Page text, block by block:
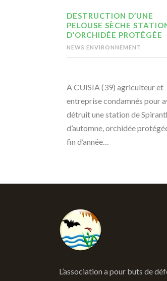
DESTRUCTION D’UNE
PELOUSE SÈCHE
D’ORCHIDÉE PROTÉGÉE
NEWS ENVIRONNEMENT
A CUISIA (39) agriculteur et
entreprise condamnés pour
détruit une station de
d’automne, orchidée
fin d’année…
L’association a pour buts de